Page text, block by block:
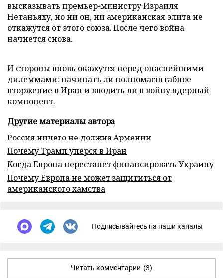
высказывать премьер-министру Израиля
Нетаньяху, но ни он, ни американская элита не
откажутся от этого союза. После чего война
начнется снова.
И стороны вновь окажутся перед опаснейшими
дилеммами: начинать ли полномасштабное
вторжение в Иран и вводить ли в войну ядерный
компонент.
Другие материалы автора
Россия ничего не должна Армении
Почему Трамп уперся в Иран
Когда Европа перестанет финансировать Украину
Почему Европа не может защититься от
американского хамства
Подписывайтесь на наши каналы
Читать комментарии (3)